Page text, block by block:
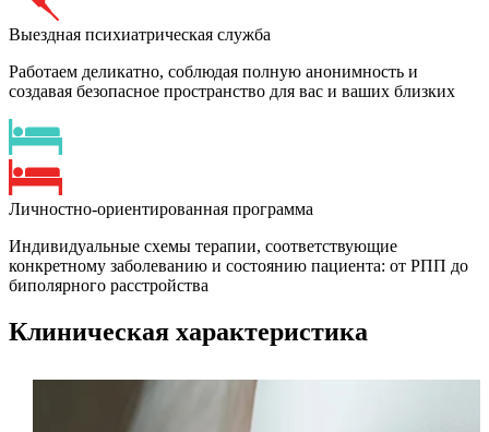
Выездная психиатрическая служба
Работаем деликатно, соблюдая полную анонимность и
создавая безопасное пространство для вас и ваших близких
Личностно-ориентированная программа
Индивидуальные схемы терапии, соответствующие
конкретному заболеванию и состоянию пациента: от РПП до
биполярного расстройства
Клиническая характеристика